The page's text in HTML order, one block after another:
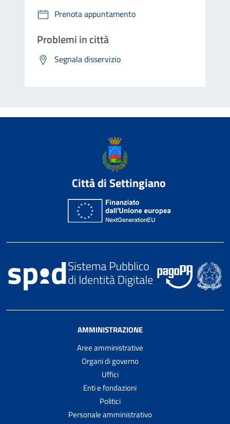
Prenota appuntamento
Problemi in città
Segnala disservizio
Città di Settingiano
AMMINISTRAZIONE
Aree amministrative
Organi di governo
Uffici
Enti e fondazioni
Politici
Personale amministrativo